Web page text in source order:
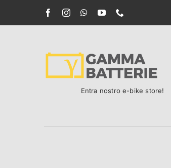
al
Entra nostro e-bike store!